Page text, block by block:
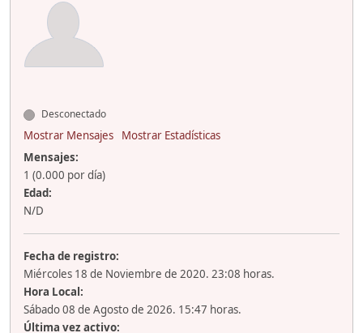
Desconectado
Mostrar Mensajes
Mostrar Estadísticas
Mensajes:
1 (0.000 por día)
Edad:
N/D
Fecha de registro:
Miércoles 18 de Noviembre de 2020. 23:08 horas.
Hora Local:
Sábado 08 de Agosto de 2026. 15:47 horas.
Última vez activo: